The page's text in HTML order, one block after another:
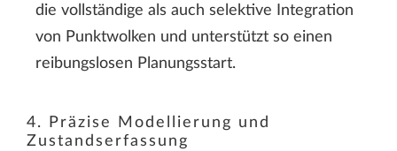
die vollständige als auch selektive Integration
von Punktwolken und unterstützt so einen
reibungslosen Planungsstart.
4. Präzise Modellierung und
Zustandserfassung